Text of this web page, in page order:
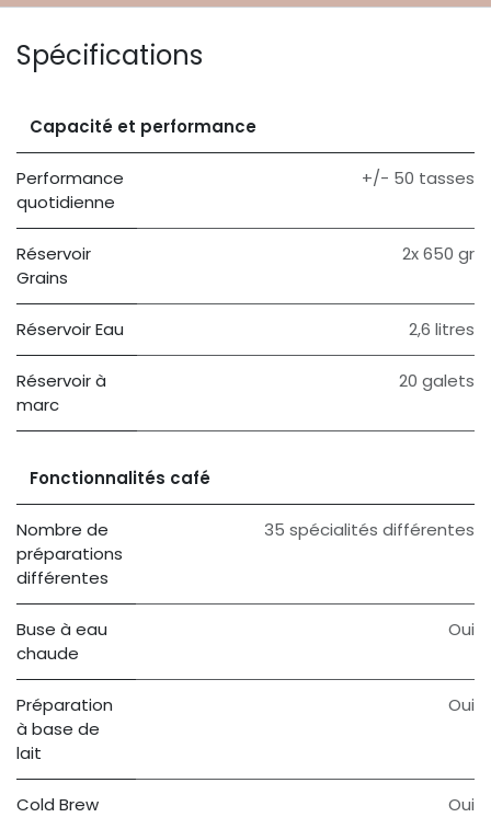
Spécifications
Capacité et performance
Performance
quotidienne
+/- 50 tasses
Réservoir
Grains
2x 650 gr
Réservoir Eau 2,6 litres
Réservoir à
marc
20 galets
Fonctionnalités café
Nombre de
préparations
différentes
35 spécialités différentes
Buse à eau
chaude
Oui
Préparation
à base de
lait
Oui
Cold Brew Oui